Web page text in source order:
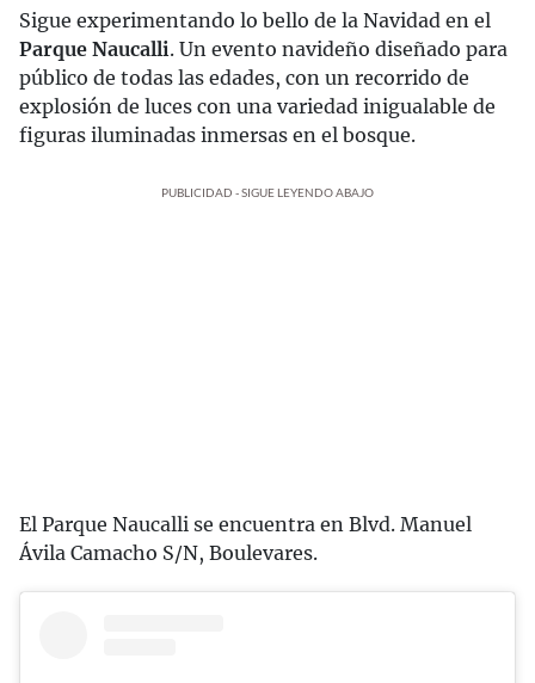
Sigue experimentando lo bello de la Navidad en el
Parque Naucalli. Un evento navideño diseñado para
público de todas las edades, con un recorrido de
explosión de luces con una variedad inigualable de
figuras iluminadas inmersas en el bosque.
PUBLICIDAD - SIGUE LEYENDO ABAJO
El Parque Naucalli se encuentra en Blvd. Manuel
Ávila Camacho S/N, Boulevares.